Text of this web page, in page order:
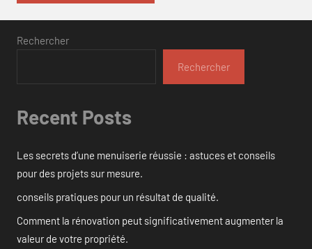
Rechercher
Rechercher
Recent Posts
Les secrets d’une menuiserie réussie : astuces et conseils
pour des projets sur mesure.
conseils pratiques pour un résultat de qualité.
Comment la rénovation peut significativement augmenter la
valeur de votre propriété.